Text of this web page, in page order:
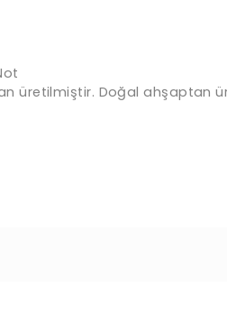
üretilmiştir. Doğal ahşaptan